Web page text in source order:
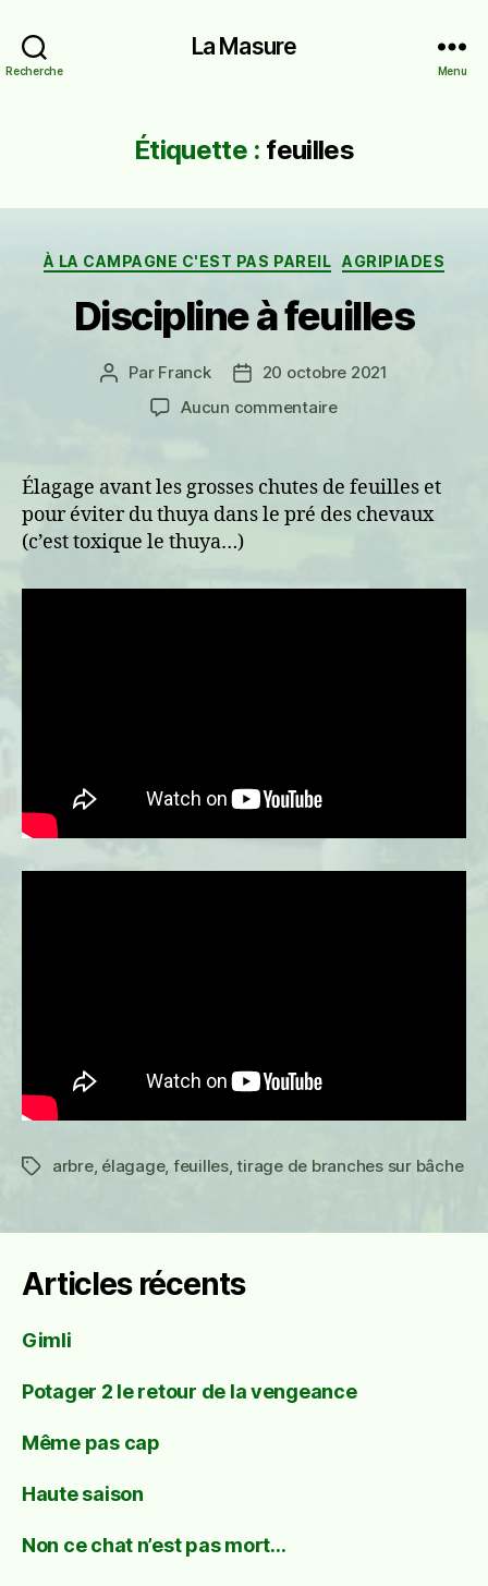
Recherche
La Masure
Menu
Étiquette : feuilles
Catégories
À LA CAMPAGNE C'EST PAS PAREIL AGRIPIADES
Discipline à feuilles
Auteur
l’article
Par Franck
Date20 octobre 2021
Aucun commentairesur
feuilles
Élagage avant les grosses chutes de feuilles et
pour éviter du thuya dans le pré des chevaux
(c’est toxique le thuya…)
Étiquettes
arbre, élagage, feuilles,tirage de branches sur bâche
Articles récents
Gimli
Potager 2 le retour de la vengeance
Même pas cap
Haute saison
Non ce chat n’est pas mort…